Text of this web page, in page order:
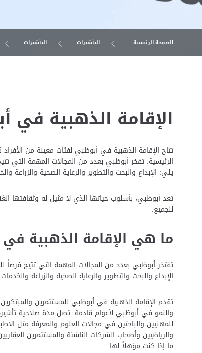
الصفحة الرئيسية التأشيرات التأشيرات
الإقامة الذهبية في
تتاح الإقامة الذهبية في أبوظبي لفئات معينة من
الرئيسية. تفخر أبوظبي بعدد من المجالات المهمة التي
يلي: الإبداع والبحث والتطوير والرعاية الصحية والزراعة
تعد أبوظبي، بأسلوب حياتها الذي لا مثيل له وثقافتها
للجميع.
ما هي الإقامة الذهبية
تفتخر أبوظبي بعدد من المجالات المهمة التي تتيح فرصاً
الإبداع والبحث والتطوير والرعاية الصحية والزراعة
تقدم الإقامة الذهبية في أبوظبي للمستثمرين
والنمو في أبوظبي لأعوام قادمة. تصل مدة صلاحية
للمهنيين والباحثين في مجالات العلوم والمعرفة مثل
والرياضيين وأصحاب الشركات الناشئة والمستثمرين
ما إذا كنت مؤهلاً لها.